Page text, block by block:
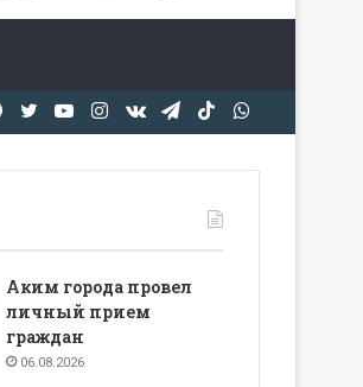
TikTok
Telegram
vk.com
Instagram
YouTube
Twitter
Facebook
Аким города провел
личный прием
граждан
06.08.2026